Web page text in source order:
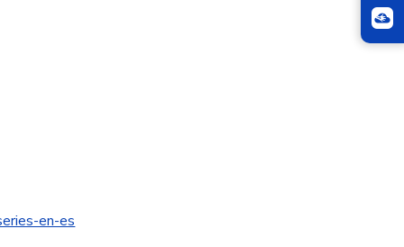
en-es